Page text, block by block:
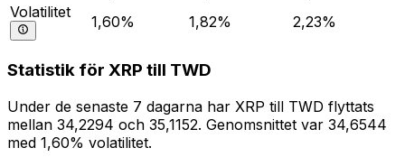
Volatilitet
1,60% 1,82% 2,23%
Statistik för XRP till TWD
Under de senaste 7 dagarna har XRP till TWD flyttats
mellan 34,2294 och 35,1152. Genomsnittet var 34,6544
med 1,60% volatilitet.